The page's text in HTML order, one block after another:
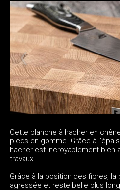
Cette planche à hacher en
pieds en gomme. Grâce à
hacher est incroyablement bien
travaux.
Grâce à la position des fibres, la
agressée et reste belle plus